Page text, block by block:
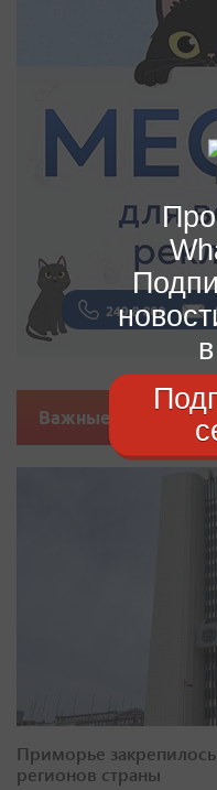
Важные новости
Приморье
регионов страны